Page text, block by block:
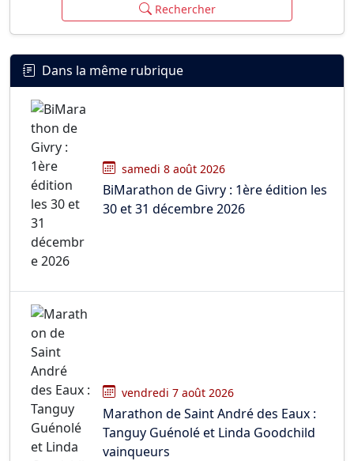
Rechercher
Dans la même rubrique
samedi 8 août 2026
BiMarathon de Givry : 1ère édition les
30 et 31 décembre 2026
vendredi 7 août 2026
Marathon de Saint André des Eaux :
Tanguy Guénolé et Linda Goodchild
vainqueurs